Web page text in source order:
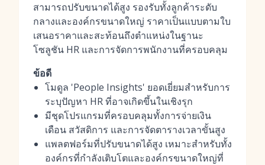
สามารถปรับขนาดได้สูง รองรับทั้งลูกค้าระดับ
กลางและองค์กรขนาดใหญ่ ราคาเป็นแบบตามใบ
เสนอราคาและสะท้อนถึงตำแหน่งในฐานะ
โซลูชัน HR และการจัดการพนักงานที่ครอบคลุม
ข้อดี
โมดูล 'People Insights' ยอดเยี่ยมสำหรับการ
ระบุปัญหา HR ที่อาจเกิดขึ้นในเชิงรุก
มีชุดโปรแกรมที่ครอบคลุมทั้งการจ่ายเงิน
เดือน สวัสดิการ และการจัดตารางเวลาขั้นสูง
แพลตฟอร์มที่ปรับขนาดได้สูง เหมาะสำหรับทั้ง
องค์กรที่กำลังเติบโตและองค์กรขนาดใหญ่ที่